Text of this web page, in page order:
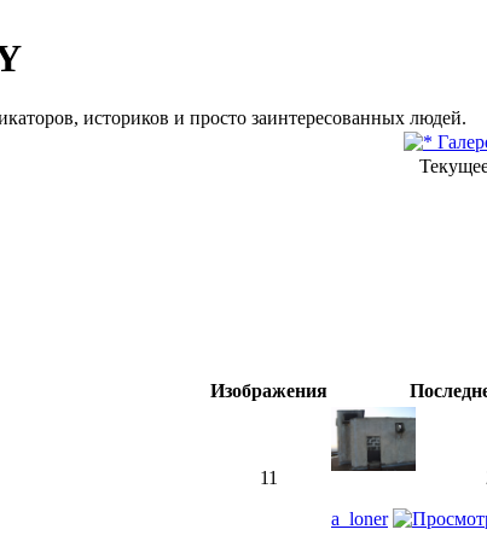
историков и просто заинтересованных людей.
Изображения
11
a_loner